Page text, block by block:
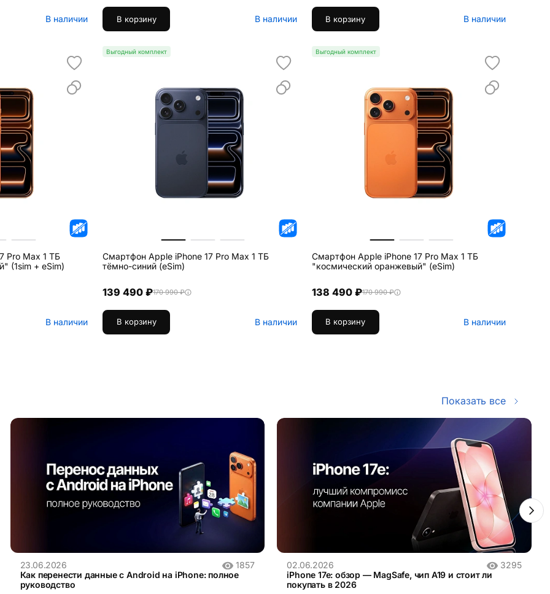
В наличии В корзину В наличии В корзину В наличии
Pro Max 1 ТБ
(1sim + eSim)
В наличии
Выгодный комплект
Смартфон Apple iPhone 17 Pro Max 1 ТБ
тёмно-синий (eSim)
139 490 ₽170 990 ₽
В корзину В наличии
Выгодный комплект
Смартфон Apple iPhone 17 Pro Max 1 ТБ
"космический оранжевый" (eSim)
138 490 ₽170 990 ₽
В корзину В наличии
Показать все
23.06.2026
1857
Как перенести данные с Android на iPhone: полное
руководство
02.06.2026
3295
iPhone 17e: обзор — MagSafe, чип A19 и стоит ли
покупать в 2026